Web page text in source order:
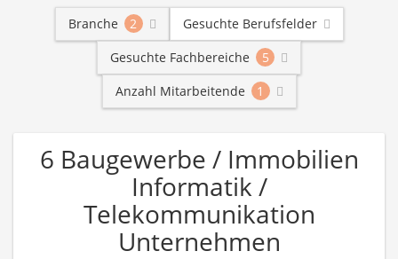
Branche 2
Gesuchte Berufsfelder
Gesuchte Fachbereiche
5
Anzahl Mitarbeitende
1
6 Baugewerbe / Immobilien
Informatik /
Telekommunikation
Unternehmen